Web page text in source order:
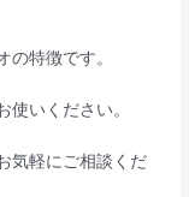
特徴です。
いください。
気軽にご相談くだ